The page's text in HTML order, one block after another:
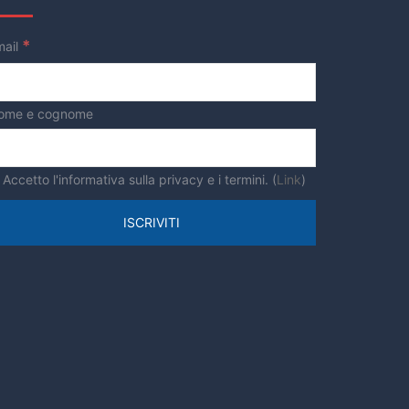
*
e cognome
Accetto l'informativa sulla privacy e i termini. (Link)